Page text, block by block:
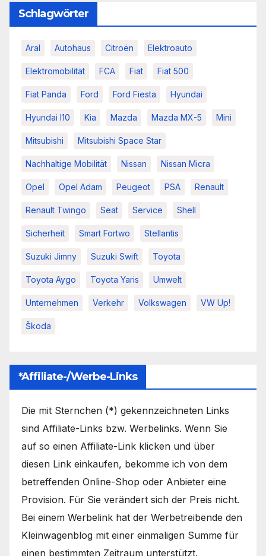
Schlagwörter
Aral Autohaus Citroën Elektroauto
Elektromobilität FCA Fiat Fiat 500
Fiat Panda Ford Ford Fiesta Hyundai
Hyundai I10 Kia Mazda Mazda MX-5 Mini
Mitsubishi Mitsubishi Space Star
Nachhaltige Mobilität Nissan Nissan Micra
Opel Opel Adam Peugeot PSA Renault
Renault Twingo Seat Service Shell
Sicherheit Smart Fortwo Stellantis
Suzuki Jimny Suzuki Swift Toyota
Toyota Aygo Toyota Yaris Umwelt
Unternehmen Verkehr Volkswagen VW Up!
Škoda
*Affiliate-/Werbe-Links
Die mit Sternchen (*) gekennzeichneten Links
sind Affiliate-Links bzw. Werbelinks. Wenn Sie
auf so einen Affiliate-Link klicken und über
diesen Link einkaufen, bekomme ich von dem
betreffenden Online-Shop oder Anbieter eine
Provision. Für Sie verändert sich der Preis nicht.
Bei einem Werbelink hat der Werbetreibende den
Kleinwagenblog mit einer einmaligen Summe für
einen bestimmten Zeitraum unterstützt.